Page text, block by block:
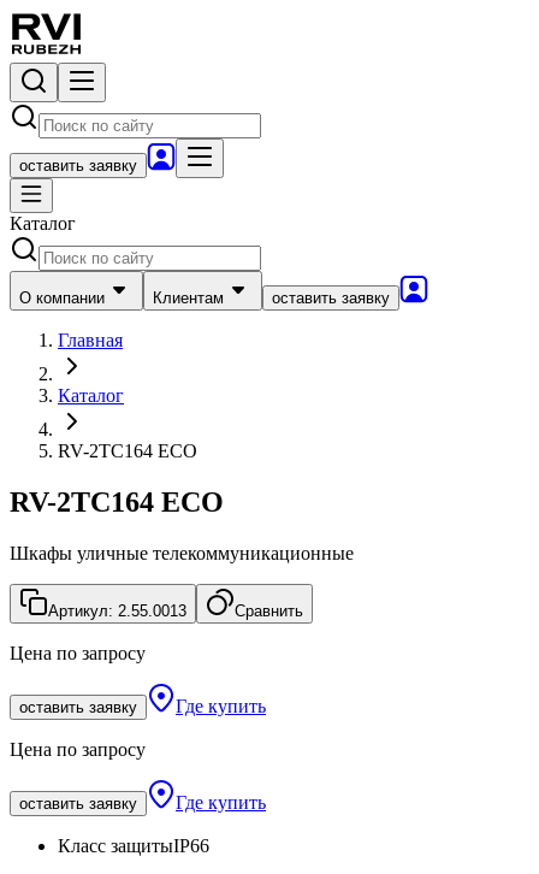
оставить заявку
Каталог
О компании Клиентам оставить заявку
Главная
Каталог
RV-2TC164 ECO
RV-2TC164 ECO
Шкафы уличные телекоммуникационные
Артикул: 2.55.0013 Сравнить
Цена по запросу
оставить заявку Где купить
Цена по запросу
оставить заявку Где купить
Класс защитыIP66